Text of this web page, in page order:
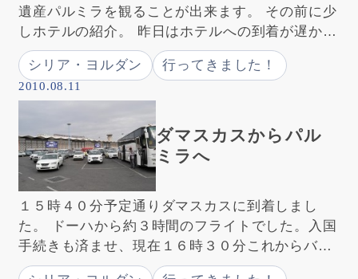
遺産パルミラを観ることが出来ます。 その前に少
しホテルの紹介。 昨日はホテルへの到着が遅かっ
たので、食事を取り、シャワーを浴び、すぐに寝
たのでホテルがどんなものか見る暇もあり […]
シリア・ヨルダン 行ってきました！
2010.08.11
ダマスカスからパル
ミラへ
１５時４０分予定通りダマスカスに到着しまし
た。 ドーハから約３時間のフライトでした。入国
手続きも済ませ、現在１６時３０分これからバス
で３時間３０分。 パルミラのホテル「サンズ」に